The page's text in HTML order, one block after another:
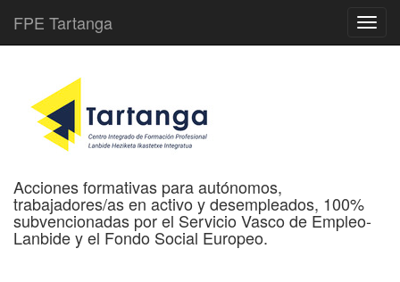
FPE Tartanga
Acciones formativas para autónomos,
trabajadores/as en activo y desempleados, 100%
subvencionadas por el Servicio Vasco de Empleo-
Lanbide y el Fondo Social Europeo.